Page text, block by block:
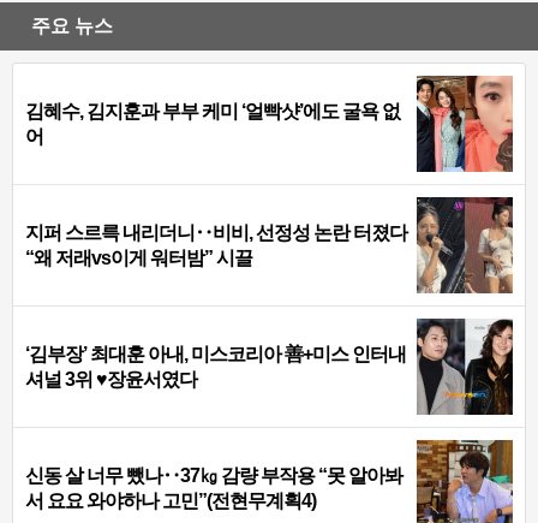
주요 뉴스
김혜수, 김지훈과 부부 케미 ‘얼빡샷’에도 굴욕 없
어
지퍼 스르륵 내리더니‥비비, 선정성 논란 터졌다
“왜 저래vs이게 워터밤” 시끌
‘김부장’ 최대훈 아내, 미스코리아 善+미스 인터내
셔널 3위 ♥장윤서였다
신동 살 너무 뺐나‥37㎏ 감량 부작용 “못 알아봐
서 요요 와야하나 고민”(전현무계획4)